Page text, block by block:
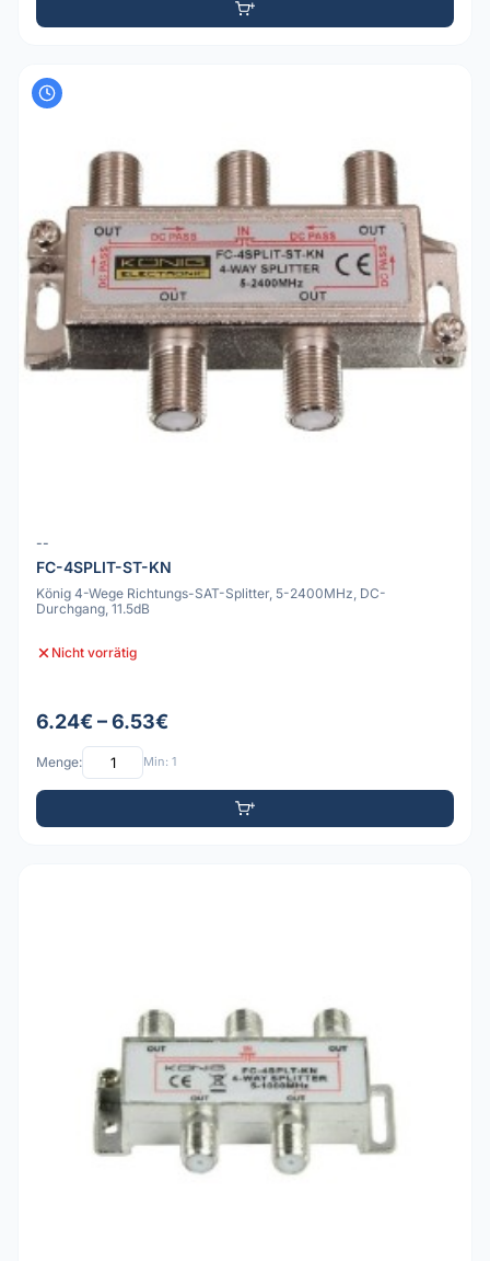
--
FC-4SPLIT-ST-KN
König 4-Wege Richtungs-SAT-Splitter, 5-2400MHz, DC-
Durchgang, 11.5dB
Nicht vorrätig
6.24€ – 6.53€
Menge: Min: 1